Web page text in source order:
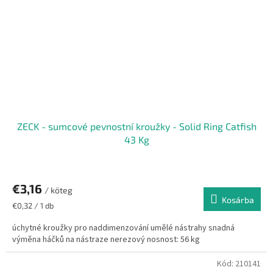
ZECK - sumcové pevnostní kroužky - Solid Ring Catfish
43 Kg
€3,16 / köteg
Egységár:
€0,32 / 1 db
Kosárba
úchytné kroužky pro naddimenzování umělé nástrahy snadná
výměna háčků na nástraze nerezový nosnost: 56 kg
Kód: 210141